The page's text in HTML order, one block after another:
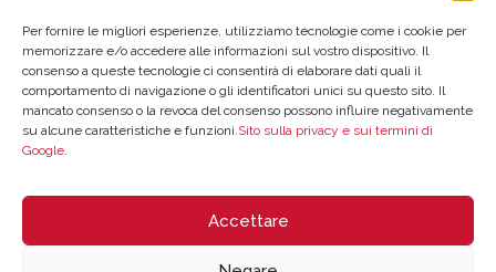
Per fornire le migliori esperienze, utilizziamo tecnologie come i cookie per
memorizzare e/o accedere alle informazioni sul vostro dispositivo. Il
consenso a queste tecnologie ci consentirà di elaborare dati quali il
comportamento di navigazione o gli identificatori unici su questo sito. Il
mancato consenso o la revoca del consenso possono influire negativamente
su alcune caratteristiche e funzioni.Sito sulla privacy e sui termini di
Google.
Accettare